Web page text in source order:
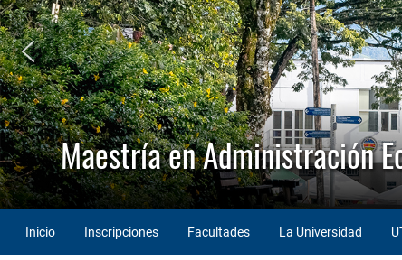
Maestría en Administración
Inicio Inscripciones Facultades La Universidad